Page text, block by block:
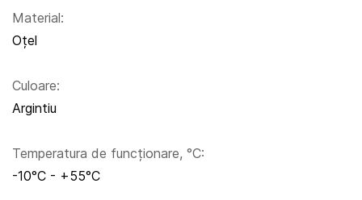
Material:
Oțel
Culoare:
Argintiu
Temperatura de funcționare, °C:
-10°C - +55°C